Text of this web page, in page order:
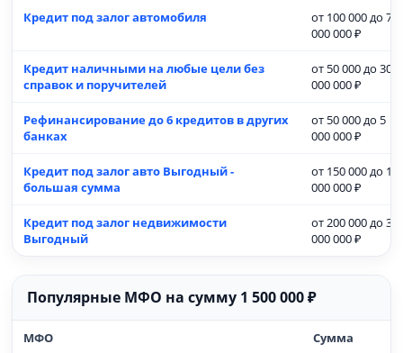
Кредит под залог автомобиля
от 100 000 до 7
000 000 ₽
Кредит наличными на любые цели без
справок и поручителей
от 50 000 до 30
000 000 ₽
Рефинансирование до 6 кредитов в других
банках
от 50 000 до 5
000 000 ₽
Кредит под залог авто Выгодный -
большая сумма
от 150 000 до 15
000 000 ₽
Кредит под залог недвижимости
Выгодный
от 200 000 до 30
000 000 ₽
Популярные МФО на сумму 1 500 000 ₽
МФО Сумма